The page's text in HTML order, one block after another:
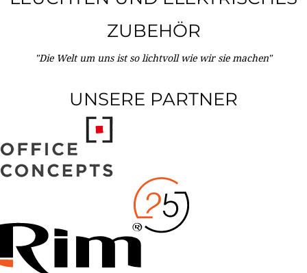
ZUBEHÖR
"Die Welt um uns ist so lichtvoll wie wir sie machen"
UNSERE PARTNER